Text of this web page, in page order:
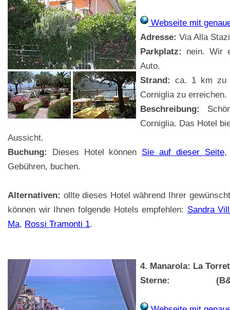
Webseite mit
Adresse: Via Alla
Parkplatz:
nein. Wir
Auto.
Strand: ca. 1 km zu
Corniglia zu erreichen.
Beschreibung:
Corniglia. Das Hotel
Aussicht.
Buchung:
Dieses Hotel können Sie auf dieser Seite,
Gebühren, buchen.
Alternativen: ollte dieses Hotel während Ihrer
können wir Ihnen folgende Hotels empfehlen: Sandra
Ma, Rossi Tramonti 1.
4. Manarola: La
Sterne: